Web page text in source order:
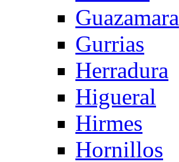
Guazamara
Gurrias
Herradura
Higueral
Hirmes
Hornillos